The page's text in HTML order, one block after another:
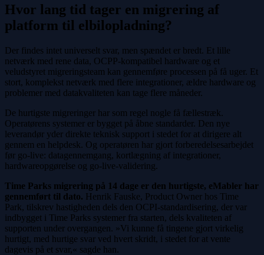
Hvor lang tid tager en migrering af
platform til elbilopladning?
Der findes intet universelt svar, men spændet er bredt. Et lille
netværk med rene data, OCPP-kompatibel hardware og et
veludstyret migreringsteam kan gennemføre processen på få uger. Et
stort, komplekst netværk med flere integrationer, ældre hardware og
problemer med datakvaliteten kan tage flere måneder.
De hurtigste migreringer har som regel nogle få fællestræk.
Operatørens systemer er bygget på åbne standarder. Den nye
leverandør yder direkte teknisk support i stedet for at dirigere alt
gennem en helpdesk. Og operatøren har gjort forberedelsesarbejdet
før go-live: datagennemgang, kortlægning af integrationer,
hardwareopgørelse og go-live-validering.
Time Parks migrering på 14 dage er den hurtigste, eMabler har
gennemført til dato. Henrik Fauske, Product Owner hos Time
Park, tilskrev hastigheden dels den OCPI-standardisering, der var
indbygget i Time Parks systemer fra starten, dels kvaliteten af
supporten under overgangen. »Vi kunne få tingene gjort virkelig
hurtigt, med hurtige svar ved hvert skridt, i stedet for at vente
dagevis på et svar,« sagde han.